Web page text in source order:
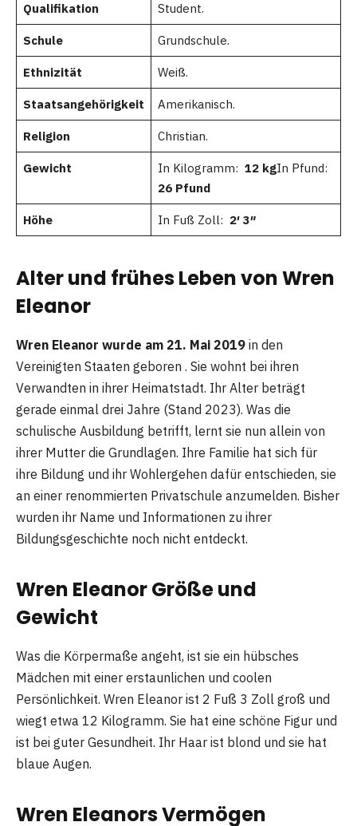
Qualifikation Student.
Schule Grundschule.
Ethnizität Weiß.
Staatsangehörigkeit Amerikanisch.
Religion Christian.
Gewicht In Kilogramm: 12 kgIn Pfund:
26 Pfund
Höhe In Fuß Zoll: 2′ 3″
Alter und frühes Leben von Wren
Eleanor
Wren Eleanor wurde am 21. Mai 2019 in den
Vereinigten Staaten geboren . Sie wohnt bei ihren
Verwandten in ihrer Heimatstadt. Ihr Alter beträgt
gerade einmal drei Jahre (Stand 2023). Was die
schulische Ausbildung betrifft, lernt sie nun allein von
ihrer Mutter die Grundlagen. Ihre Familie hat sich für
ihre Bildung und ihr Wohlergehen dafür entschieden, sie
an einer renommierten Privatschule anzumelden. Bisher
wurden ihr Name und Informationen zu ihrer
Bildungsgeschichte noch nicht entdeckt.
Wren Eleanor Größe und
Gewicht
Was die Körpermaße angeht, ist sie ein hübsches
Mädchen mit einer erstaunlichen und coolen
Persönlichkeit. Wren Eleanor ist 2 Fuß 3 Zoll groß und
wiegt etwa 12 Kilogramm. Sie hat eine schöne Figur und
ist bei guter Gesundheit. Ihr Haar ist blond und sie hat
blaue Augen.
Wren Eleanors Vermögen